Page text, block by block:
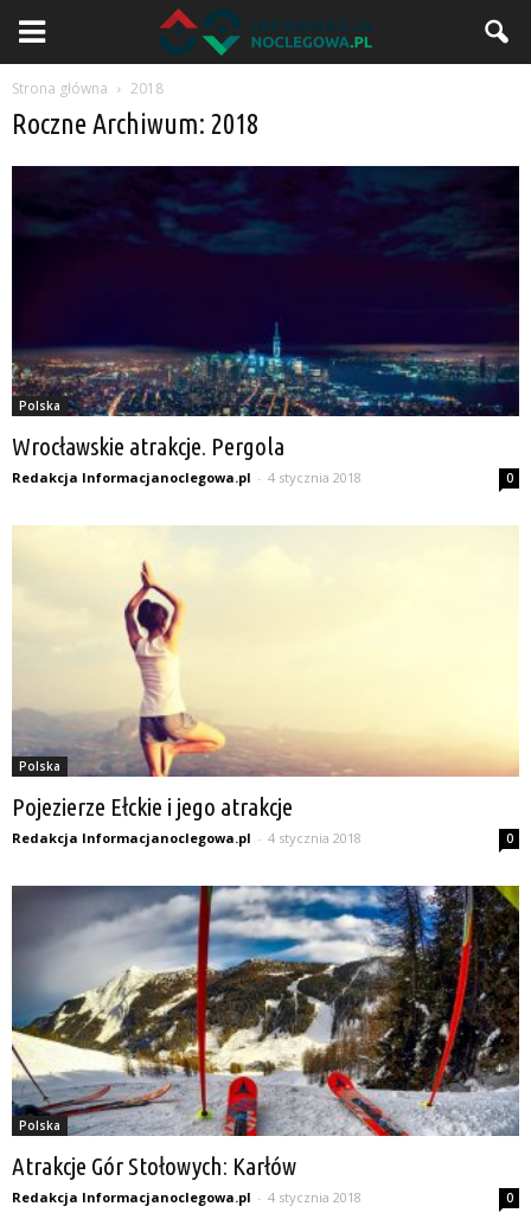
Strona główna 2018
Roczne Archiwum: 2018
Polska
Wrocławskie atrakcje. Pergola
Redakcja Informacjanoclegowa.pl - 4 stycznia 2018 0
Polska
Pojezierze Ełckie i jego atrakcje
Redakcja Informacjanoclegowa.pl - 4 stycznia 2018 0
Polska
Atrakcje Gór Stołowych: Karłów
Redakcja Informacjanoclegowa.pl - 4 stycznia 2018 0